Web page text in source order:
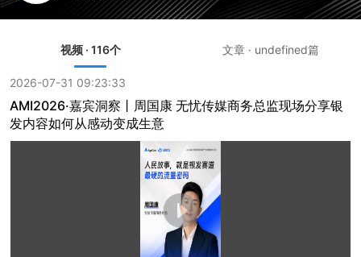
视频 · 116个 文章 · undefined篇
2026-07-31 09:23:33
AMI2026·嘉宾洞察丨周国康 无忧传媒商务总监现场分享银
发内容如何从感动变成生意